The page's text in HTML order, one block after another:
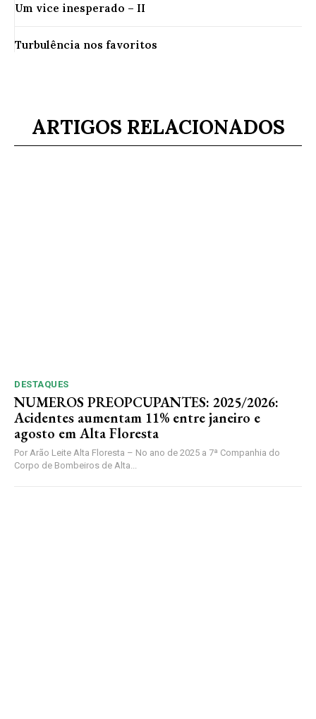
Um vice inesperado – II
Turbulência nos favoritos
ARTIGOS RELACIONADOS
DESTAQUES
NUMEROS PREOPCUPANTES: 2025/2026:
Acidentes aumentam 11% entre janeiro e
agosto em Alta Floresta
Por Arão Leite Alta Floresta – No ano de 2025 a 7ª Companhia do
Corpo de Bombeiros de Alta...